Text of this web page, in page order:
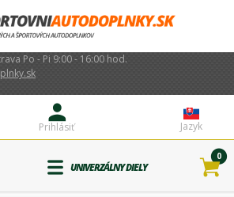
Po - Pi 9:00 - 16:00 hod.
Jazyk
Prihlásiť
UNIVERZÁLNY DIELY
0